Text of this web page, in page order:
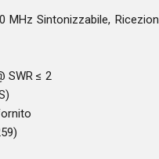
MHz Sintonizzabile,
SWR ≤ 2